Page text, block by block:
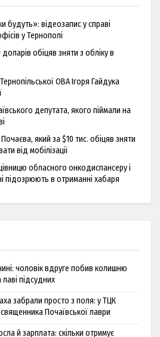
будуть»: відеозапис у справі
у Тернополі
обіцяв зняти з обліку в
ОВА Ігоря Гайдука
депутата, якого піймали на
який за $10 тис. обіцяв зняти
від мобілізації
обласного онкодиспансеру і
підозрюють в отриманні хабаря
чоловік вдруге побив колишню
підсудних
забрали просто з поля: у ТЦК
Почаївської лаври
й зарплата: скільки отримує